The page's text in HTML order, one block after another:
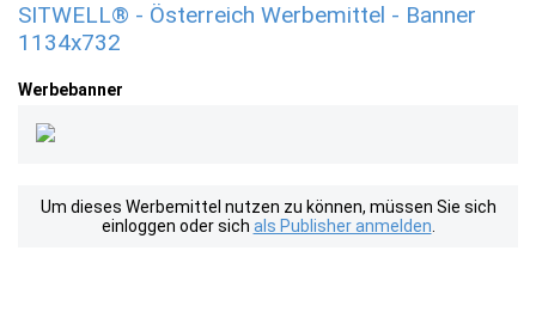
SITWELL® - Österreich Werbemittel - Banner
1134x732
Werbebanner
Um dieses Werbemittel nutzen zu können, müssen Sie sich
einloggen oder sich als Publisher anmelden